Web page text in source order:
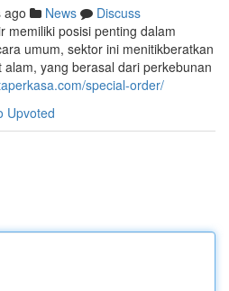
ago News
Discuss
memiliki posisi penting dalam
umum, sektor ini menitikberatkan
yang berasal dari perkebunan
special-order/
Upvoted